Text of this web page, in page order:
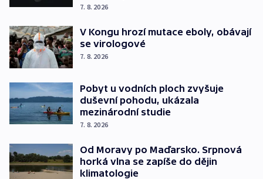
7. 8. 2026
V Kongu hrozí mutace eboly, obávají
se virologové
7. 8. 2026
Pobyt u vodních ploch zvyšuje
duševní pohodu, ukázala
mezinárodní studie
7. 8. 2026
Od Moravy po Maďarsko. Srpnová
horká vlna se zapíše do dějin
klimatologie